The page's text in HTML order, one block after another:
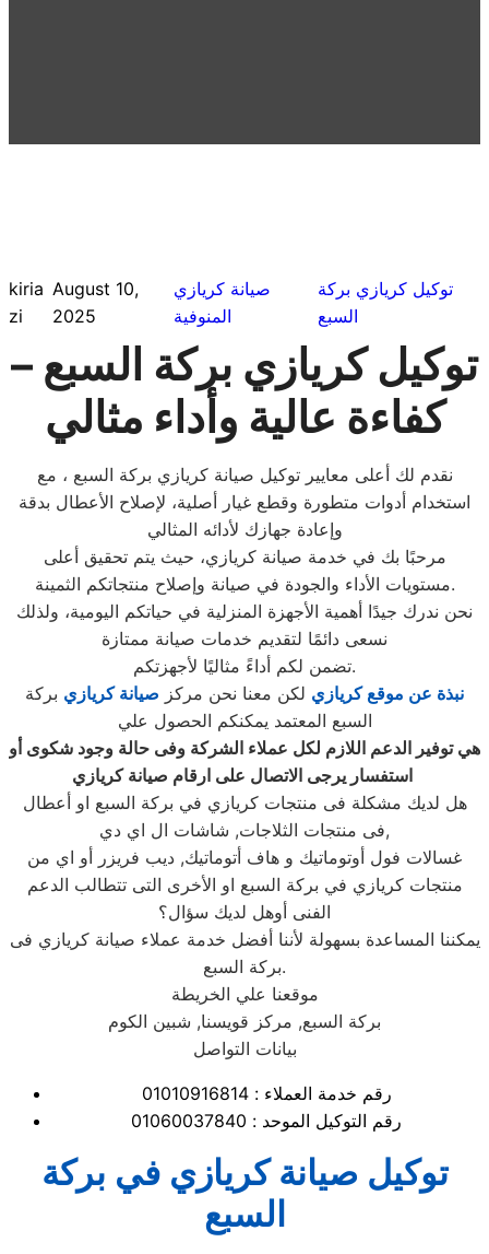
kiria
zi
August 10,
2025
صيانة كريازي
المنوفية
توكيل كريازي بركة
السبع
توكيل كريازي بركة السبع –
كفاءة عالية وأداء مثالي
نقدم لك أعلى معايير توكيل صيانة كريازي بركة السبع ، مع
استخدام أدوات متطورة وقطع غيار أصلية، لإصلاح الأعطال بدقة
وإعادة جهازك لأدائه المثالي
مرحبًا بك في خدمة صيانة كريازي، حيث يتم تحقيق أعلى
مستويات الأداء والجودة في صيانة وإصلاح منتجاتكم الثمينة.
نحن ندرك جيدًا أهمية الأجهزة المنزلية في حياتكم اليومية، ولذلك
نسعى دائمًا لتقديم خدمات صيانة ممتازة
تضمن لكم أداءً مثاليًا لأجهزتكم.
نبذة عن موقع كريازي لكن معنا نحن مركز صيانة كريازي بركة
السبع المعتمد يمكنكم الحصول علي
هي توفير الدعم اللازم لكل عملاء الشركة وفى حالة وجود شكوى أو
استفسار يرجى الاتصال على ارقام صيانة كريازي
هل لديك مشكلة فى منتجات كريازي في بركة السبع او أعطال
فى منتجات الثلاجات, شاشات ال اي دي,
غسالات فول أوتوماتيك و هاف أتوماتيك, ديب فريزر أو اي من
منتجات كريازي في بركة السبع او الأخرى التى تتطالب الدعم
الفنى أوهل لديك سؤال؟
يمكننا المساعدة بسهولة لأننا أفضل خدمة عملاء صيانة كريازي فى
بركة السبع.
موقعنا علي الخريطة
بركة السبع, مركز قويسنا, شبين الكوم
بيانات التواصل
رقم خدمة العملاء : 01010916814
رقم التوكيل الموحد : 01060037840
توكيل صيانة كريازي في بركة
السبع